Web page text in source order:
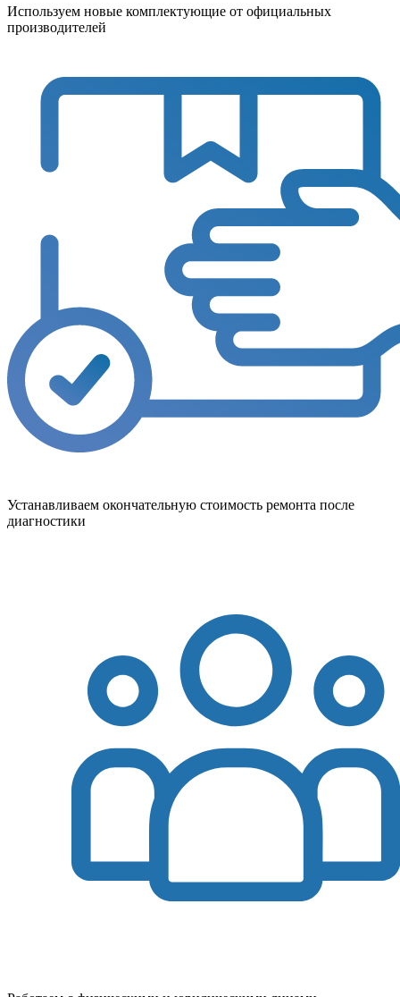
Используем новые комплектующие от официальных
производителей
Устанавливаем окончательную стоимость ремонта после
диагностики